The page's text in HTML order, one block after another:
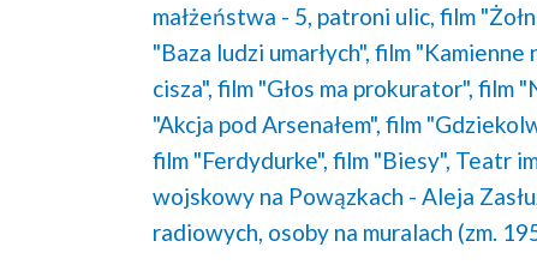
małżeństwa - 5, patroni ulic, film
"Baza ludzi umarłych", film "Kamienne
cisza", film "Głos ma prokurator", film
"Akcja pod Arsenałem", film
film "Ferdydurke", film "Biesy", Teatr
wojskowy na Powązkach - Aleja
radiowych, osoby na muralach (zm.